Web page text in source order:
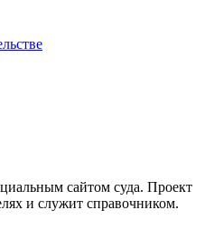
сайтом суда. Проект
и служит справочником.